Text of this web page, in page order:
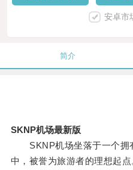
安卓市
简介
SKNP机场最新版
SKNP机场坐落于一个拥
中，被誉为旅游者的理想起点